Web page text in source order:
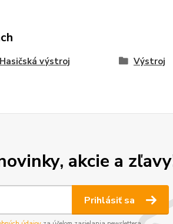
Hasičská výstroj Výstroj
akcie a
Prihlásiť sa